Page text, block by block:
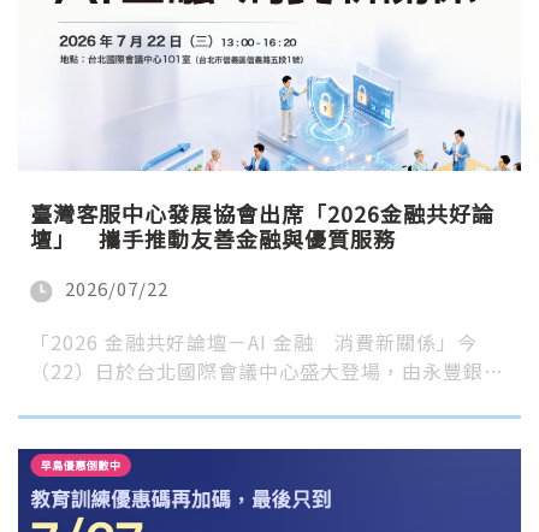
臺灣客服中心發展協會出席「2026金融共好論
壇」 攜手推動友善金融與優質服務
2026/07/22
「2026 金融共好論壇－AI 金融 消費新關係」今
（22）日於台北國際會議中心盛大登場，由永豐銀…